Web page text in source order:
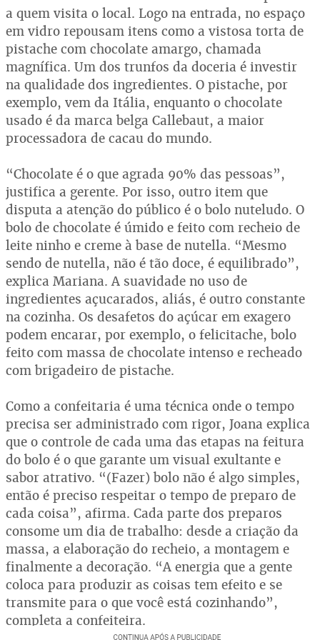
a quem visita o local. Logo na entrada, no espaço
em vidro repousam itens como a vistosa torta de
pistache com chocolate amargo, chamada
magnífica. Um dos trunfos da doceria é investir
na qualidade dos ingredientes. O pistache, por
exemplo, vem da Itália, enquanto o chocolate
usado é da marca belga Callebaut, a maior
processadora de cacau do mundo.
“Chocolate é o que agrada 90% das pessoas”,
justifica a gerente. Por isso, outro item que
disputa a atenção do público é o bolo nuteludo. O
bolo de chocolate é úmido e feito com recheio de
leite ninho e creme à base de nutella. “Mesmo
sendo de nutella, não é tão doce, é equilibrado”,
explica Mariana. A suavidade no uso de
ingredientes açucarados, aliás, é outro constante
na cozinha. Os desafetos do açúcar em exagero
podem encarar, por exemplo, o felicitache, bolo
feito com massa de chocolate intenso e recheado
com brigadeiro de pistache.
Como a confeitaria é uma técnica onde o tempo
precisa ser administrado com rigor, Joana explica
que o controle de cada uma das etapas na feitura
do bolo é o que garante um visual exultante e
sabor atrativo. “(Fazer) bolo não é algo simples,
então é preciso respeitar o tempo de preparo de
cada coisa”, afirma. Cada parte dos preparos
consome um dia de trabalho: desde a criação da
massa, a elaboração do recheio, a montagem e
finalmente a decoração. “A energia que a gente
coloca para produzir as coisas tem efeito e se
transmite para o que você está cozinhando”,
completa a confeiteira.